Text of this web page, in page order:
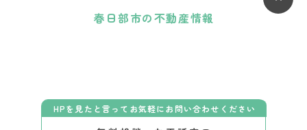
春日部市の不動産情報
HPを見たと言ってお気軽にお問い合わせください